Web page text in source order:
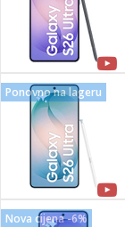
Ponovno na lageru
Nova cijena -6%